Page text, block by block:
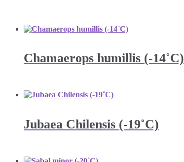
Chamaerops humillis (-14˚C)
Jubaea Chilensis (-19˚C)